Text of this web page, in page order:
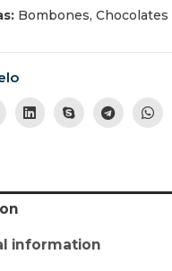
Bombones, Chocolates
information